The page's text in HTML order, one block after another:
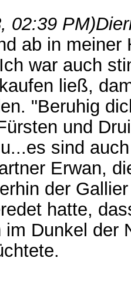
02:39 PM)
ab in
war auch
ließ,
"Beruhig
und
sind
Erwan,
der
hatte,
im Dunkel der